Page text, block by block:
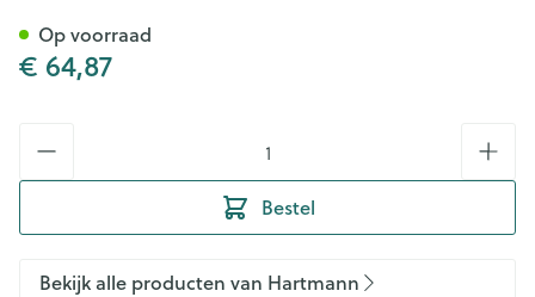
€ 64,87
Bestel
Op voorraad
Bekijk alle producten van Hartmann